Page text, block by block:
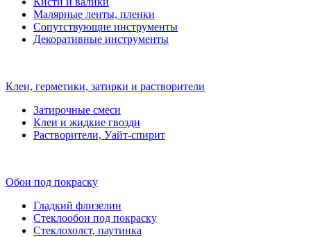
Малярные ленты, пленки
Сопутствующие инструменты
Декоративные инструменты
Клеи, герметики, затирки и растворители
Затирочные смеси
Клеи и жидкие гвозди
Растворители, Уайт-спирит
Обои под покраску
Гладкий флизелин
Стеклообои под покраску
Стеклохолст, паутинка